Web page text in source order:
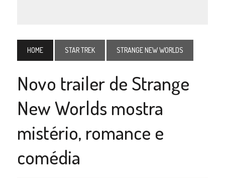
HOME STAR TREK STRANGE NEW WORLDS
Novo trailer de Strange
New Worlds mostra
mistério, romance e
comédia